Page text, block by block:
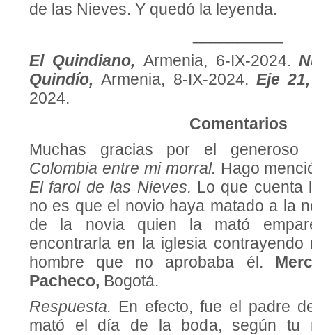
de las Nieves. Y quedó la leyenda.
El Quindiano, Armenia, 6-IX-2024.
Quindío,Armenia, 8-IX-2024.Eje 21,
2024.
Comentarios
Muchas gracias por el generoso
Colombia entre mi morral. Hago
El farol de las Nieves. Lo que cuenta
no es que el novio haya matado a la
de la novia quien la mató
encontrarla en la iglesia contrayendo
hombre que no aprobaba él.
Pacheco, Bogotá.
Respuesta. En efecto, fue el padre
mató el día de la boda, según tu